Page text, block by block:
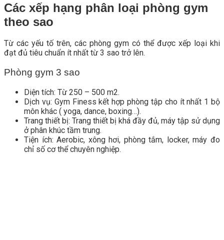
Các xếp hạng phân loại phòng gym
theo sao
Từ các yếu tố trên, các phòng gym có thể được xếp loại khi
đạt đủ tiêu chuẩn ít nhất từ 3 sao trở lên.
Phòng gym 3 sao
Diện tích: Từ 250 – 500 m2.
Dịch vụ: Gym Finess kết hợp phòng tập cho ít nhất 1 bộ
môn khác ( yoga, dance, boxing…).
Trang thiết bị: Trang thiết bị khá đầy đủ, máy tập sử dụng
ở phân khúc tầm trung.
Tiện ích: Aerobic, xông hơi, phòng tắm, locker, máy đo
chỉ số cơ thể chuyên nghiệp.